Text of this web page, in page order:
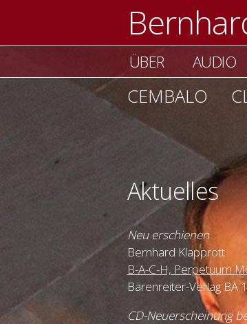
ÜBER AUDIO
CEMBALO
Aktuelles
Neu erschienen
Bernhard Klapprott
B-A-C-H, Perpetuum
Bärenreiter-Verlag BA
CD-Neuerscheinung